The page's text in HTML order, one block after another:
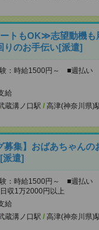
トもOK≫志望動機も
りのお手伝い[派遣]
：時給1500円～ ■週払い
給
蔵溝ノ口駅 / 高津(神奈川県)
募集】おばあちゃんの
派遣]
：時給1500円～ ■週払い
1万2000円以上
給
蔵溝ノ口駅 / 高津(神奈川県)